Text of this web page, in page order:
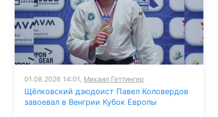
01.08.2026 14:01, Михаил Геттингер
Щёлковский дзюдоист Павел Коловердов
завоевал в Венгрии Кубок Европы